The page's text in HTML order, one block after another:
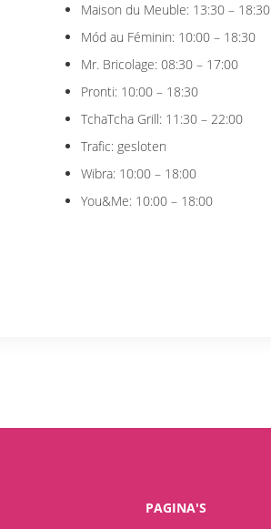
Maison du Meuble: 13:30 – 18:30
Mód au Féminin: 10:00 – 18:30
Mr. Bricolage: 08:30 – 17:00
Pronti: 10:00 – 18:30
TchaTcha Grill: 11:30 – 22:00
Trafic: gesloten
Wibra: 10:00 – 18:00
You&Me: 10:00 – 18:00
PAGINA'S